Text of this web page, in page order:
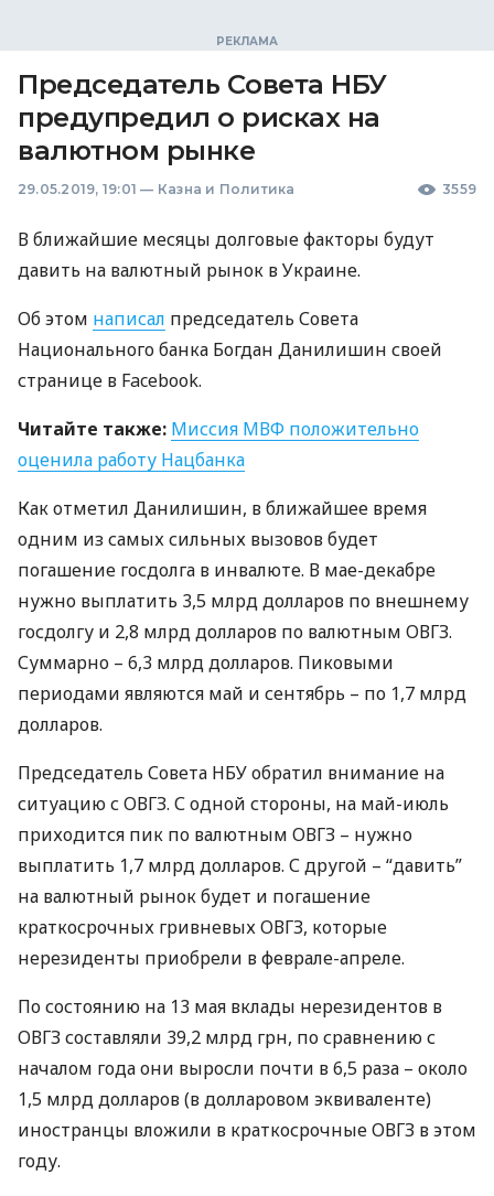
Председатель Совета НБУ
предупредил о рисках на
валютном рынке
29.05.2019, 19:01 — Казна и Политика 3559
В ближайшие месяцы долговые факторы будут
давить на валютный рынок в Украине.
Об этом написал председатель Совета
Национального банка Богдан Данилишин своей
странице в Facebook.
Читайте также: Миссия МВФ положительно
оценила работу Нацбанка
Как отметил Данилишин, в ближайшее время
одним из самых сильных вызовов будет
погашение госдолга в инвалюте. В мае-декабре
нужно выплатить 3,5 млрд долларов по внешнему
госдолгу и 2,8 млрд долларов по валютным ОВГЗ.
Суммарно – 6,3 млрд долларов. Пиковыми
периодами являются май и сентябрь – по 1,7 млрд
долларов.
Председатель Совета НБУобратил внимание на
ситуацию сОВГЗ. С одной стороны, на май-июль
приходится пик по валютным ОВГЗ – нужно
выплатить 1,7 млрд долларов. С другой – “давить”
на валютный рынок будет и погашение
краткосрочных гривневыхОВГЗ, которые
нерезиденты приобрели в феврале-апреле.
По состоянию на 13 мая вклады нерезидентов в
ОВГЗсоставляли 39,2 млрд грн, по сравнению с
началом года они выросли почти в 6,5 раза – около
1,5 млрд долларов (в долларовом эквиваленте)
иностранцы вложили в краткосрочныеОВГЗ в этом
году.